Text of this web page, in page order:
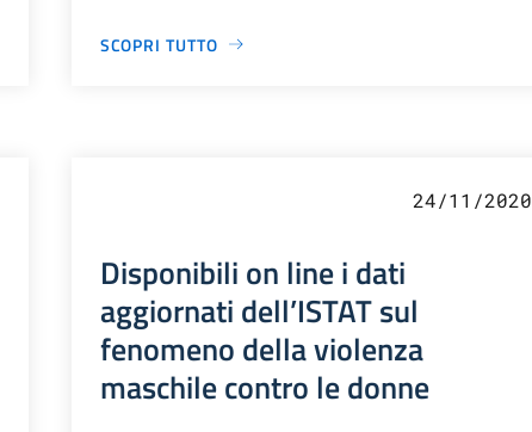
SCOPRI TUTTO
24/11/2020
Disponibili on line i dati
aggiornati dell’ISTAT sul
fenomeno della violenza
maschile contro le donne